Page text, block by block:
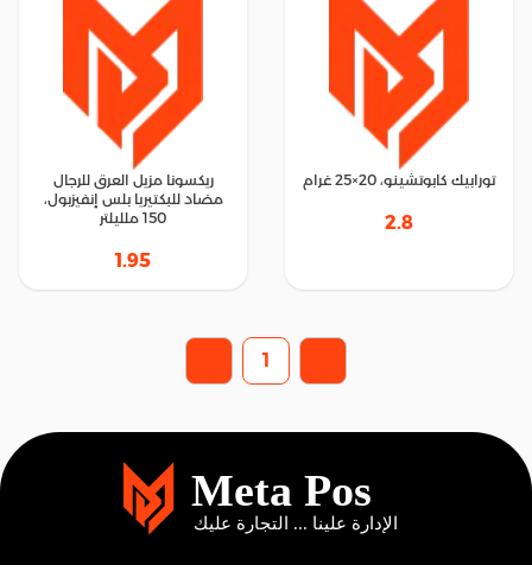
تورابيك كابوتشينو، 20×25 غرام
2.8
ريكسونا مزيل العرق للرجال
مضاد للبكتيريا بلس إنفيزبول،
150 ملليلتر
1.95
1